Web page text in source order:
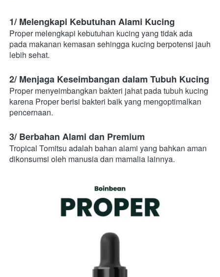
1/ Melengkapi Kebutuhan Alami Kucing
Proper melengkapi kebutuhan kucing yang tidak ada
pada makanan kemasan sehingga kucing berpotensi jauh
lebih sehat.
2/ Menjaga Keseimbangan dalam Tubuh Kucing
Proper menyeimbangkan bakteri jahat pada tubuh kucing
karena Proper berisi bakteri baik yang mengoptimalkan
pencernaan.
3/ Berbahan Alami dan Premium
Tropical Tomitsu adalah bahan alami yang bahkan aman
dikonsumsi oleh manusia dan mamalia lainnya.